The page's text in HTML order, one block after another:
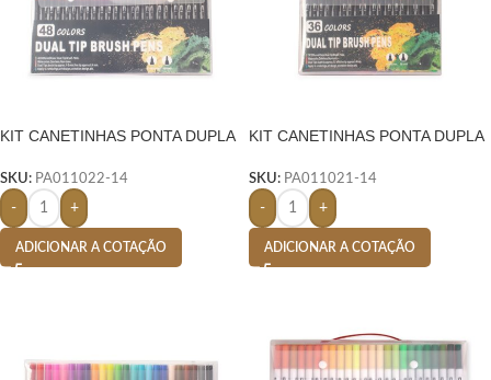
KIT CANETINHAS PONTA DUPLA
SKU: PA011022-14
- +
ADICIONAR A COTAÇÃO
KIT CANETINHAS PONTA DUPLA
SKU: PA011021-14
- +
ADICIONAR A COTAÇÃO